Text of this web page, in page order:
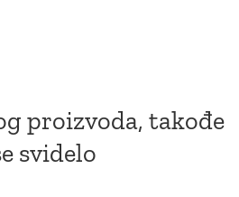
proizvoda, takođe
svidelo